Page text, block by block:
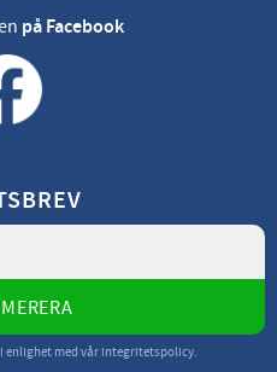
på Facebook
enlighet med vår integritetspolicy.